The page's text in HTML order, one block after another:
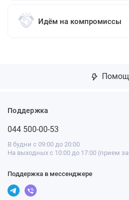
Идём на компромиссы
Поддержка
044 500-00-53
В будни с 09:00 до 20:00
На выходных с 10:00 до 17:00 (прием
Поддержка в мессенджере